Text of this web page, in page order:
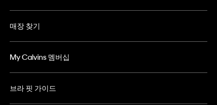
매장 찾기
My Calvins 멤버십
브라 핏 가이드